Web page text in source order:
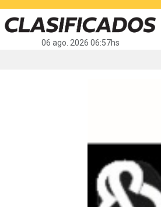
06 ago. 2026 06:57hs